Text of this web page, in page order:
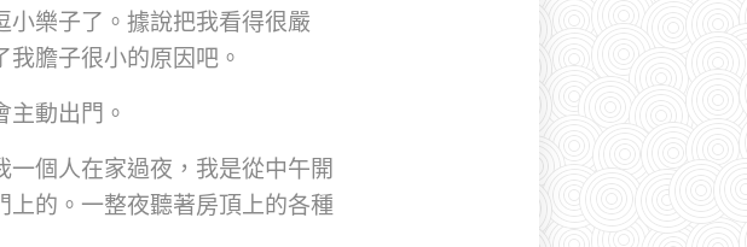
小樂子了。據說把我看得很嚴
膽子很小的原因吧。
動出門。
個人在家過夜，我是從中午開
上的。一整夜聽著房頂上的各種